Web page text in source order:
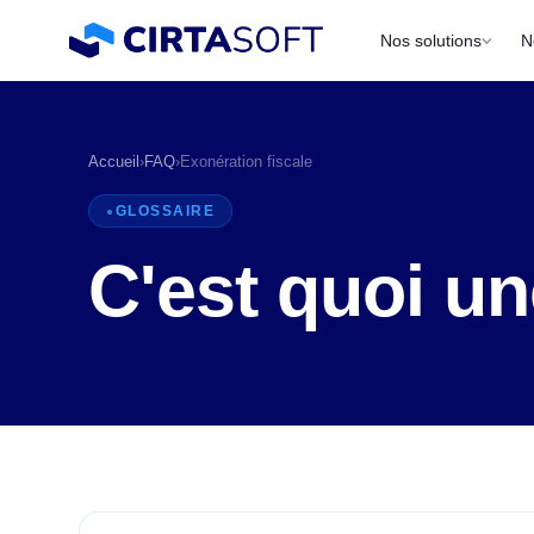
Nos solutions
Accueil ›FAQ›Exonération fiscale
GLOSSAIRE
C'est quoi